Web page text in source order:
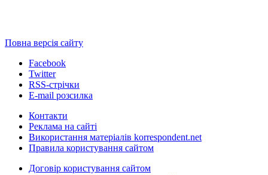
Повна версія сайту
Facebook
Twitter
RSS-стрічки
E-mail розсилка
Контакти
Реклама на сайті
Використання матеріалів korrespondent.net
Правила користування сайтом
Договір користування сайтом